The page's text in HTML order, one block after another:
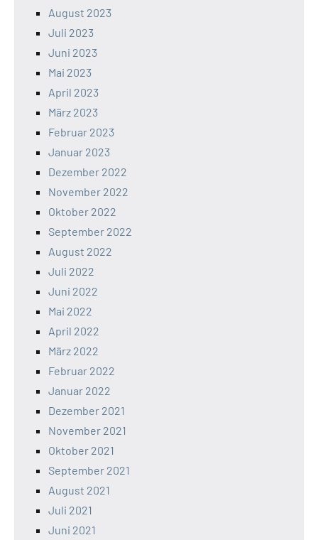
August 2023
Juli 2023
Juni 2023
Mai 2023
April 2023
März 2023
Februar 2023
Januar 2023
Dezember 2022
November 2022
Oktober 2022
September 2022
August 2022
Juli 2022
Juni 2022
Mai 2022
April 2022
März 2022
Februar 2022
Januar 2022
Dezember 2021
November 2021
Oktober 2021
September 2021
August 2021
Juli 2021
Juni 2021